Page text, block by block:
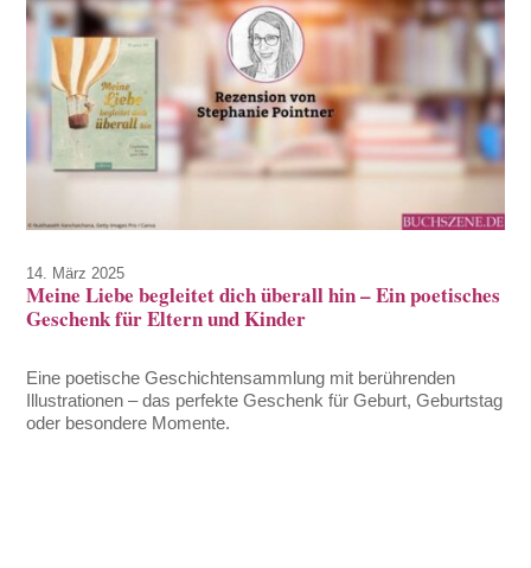
14. März 2025
Meine Liebe begleitet dich überall hin – Ein poetisches
Geschenk für Eltern und Kinder
Eine poetische Geschichtensammlung mit berührenden
Illustrationen – das perfekte Geschenk für Geburt, Geburtstag
oder besondere Momente.